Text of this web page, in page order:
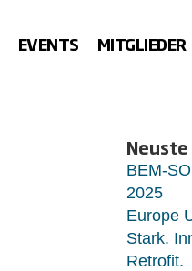
EVENTS MITGLIEDER
Neuste
BEM-
2025
Europe
Stark.
Retrofit.